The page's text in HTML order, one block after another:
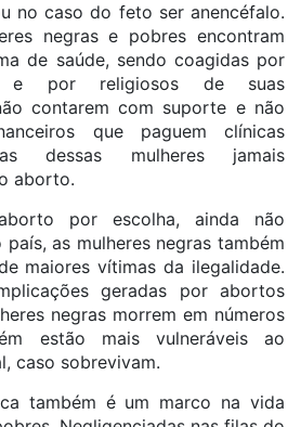
no caso do feto ser anencéfalo.
negras e pobres encontram
de saúde, sendo coagidas por
e por religiosos de suas
contarem com suporte e não
que paguem clínicas
dessas mulheres jamais
aborto.
por escolha, ainda não
as mulheres negras também
maiores vítimas da ilegalidade.
geradas por abortos
negras morrem em números
estão mais vulneráveis ao
caso sobrevivam.
também é um marco na vida